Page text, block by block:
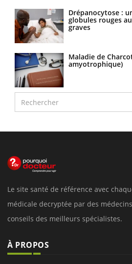
Drépanocytose :
globules rouges
graves
Maladie de
amyotrophique)
Le site santé de référence avec
médicale decryptée par des
conseils des meilleurs spécialistes.
À PROPOS